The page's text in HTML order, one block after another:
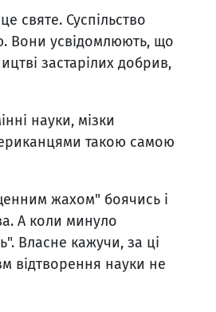
святе. Суспільство
Вони усвідомлюють, що
застарілих добрив,
науки, мізки
такою самою
жахом" боячись і
А коли минуло
Власне кажучи, за ці
відтворення науки не